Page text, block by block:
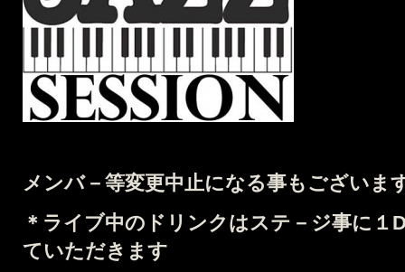
メンバ－等変更中止になる事もござい
＊ ライブ中のドリンクはステ－ジ事に１
ていただきます